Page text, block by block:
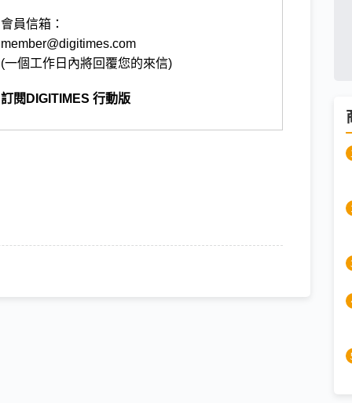
會員信箱：
member@digitimes.com
(一個工作日內將回覆您的來信)
訂閱DIGITIMES 行動版